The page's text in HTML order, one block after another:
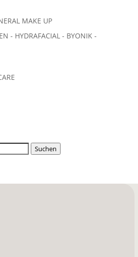
MAKE UP
- HYDRAFACIAL - BYONIK -
Suchen